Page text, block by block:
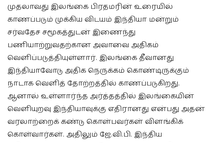
முதலாவது இலங்கை பிரதமரின் உரையில்
காணப்படும் முக்கிய விடயம் இந்தியா மன்றும்
சர்வதேச சமூகத்துடன் இணைந்து
பணியாற்றுவதற்கான அவாவை அதிகம்
வெளிப்படுத்தியுள்ளார். இலங்கை தீவானது
இந்தியாவோடு அதிக நெருக்கம் கொண்டிருக்கும்
நாடாக வெளித் தோற்றத்தில் காணப்படுகிறது.
ஆனால் உள்ளார்ந்த அர்த்தத்தில் இலங்கையின்
வெளியுறவு இந்தியாவுக்கு எதிரானது என்பது அதன்
வரலாற்றைக் கண்டு கொள்பவர்கள் விளங்கிக்
கொள்வார்கள். அதிலும் ஜே.வி.பி. இந்திய